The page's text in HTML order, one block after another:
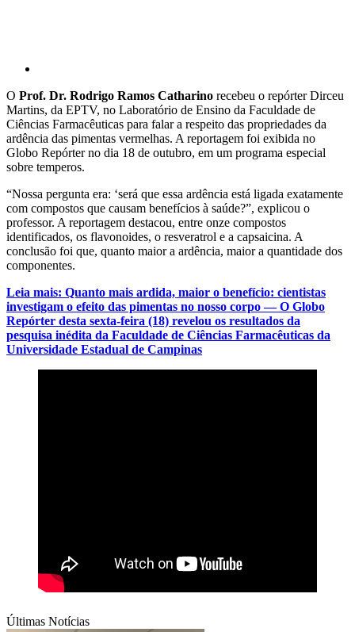
O Prof. Dr. Rodrigo Ramos Catharino recebeu o repórter Dirceu
Martins, da EPTV, no Laboratório de Ensino da Faculdade de
Ciências Farmacêuticas para falar a respeito das propriedades da
ardência das pimentas vermelhas. A reportagem foi exibida no
Globo Repórter no dia 18 de outubro, em um programa especial
sobre temperos.
“Nossa pergunta era: ‘será que essa ardência está ligada exatamente
com compostos que causam benefícios à saúde?”, explicou o
professor. A reportagem destacou, entre onze compostos
identificados, os flavonoides, o resveratrol e a capsaicina. A
conclusão foi que, quanto maior a ardência, maior a quantidade dos
componentes.
Leia mais: Quanto mais ardida, maior o benefício: cientistas
investigam o efeito das pimentas no nosso corpo — O Globo
Repórter desta sexta-feira (18) revelou os resultados da
pesquisa inédita da Faculdade de Ciências Farmacêuticas da
Universidade Estadual de Campinas
Últimas Notícias